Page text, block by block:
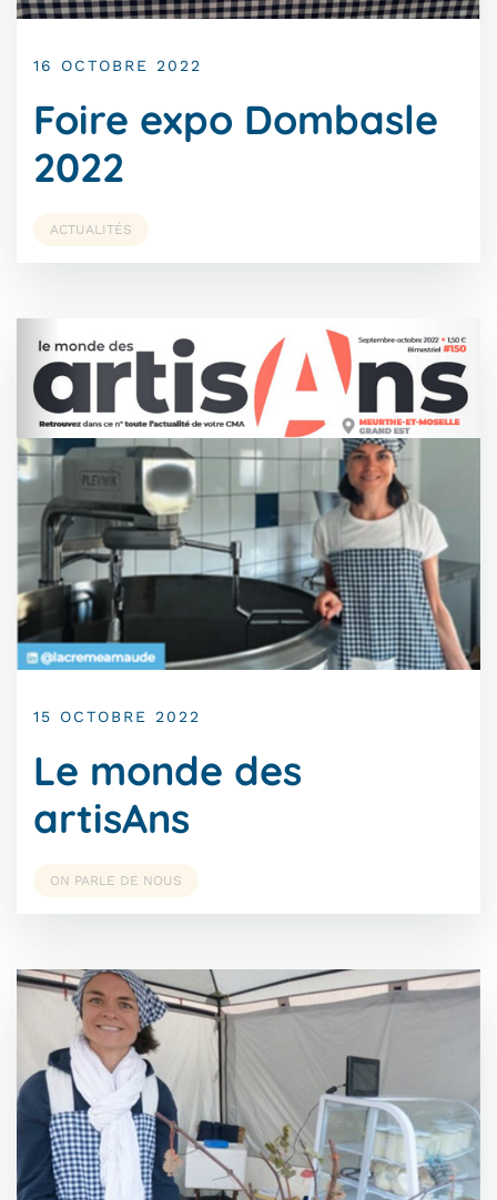
16 OCTOBRE 2022
Foire expo Dombasle
2022
ACTUALITÉS
15 OCTOBRE 2022
Le monde des
artisAns
ON PARLE DE NOUS